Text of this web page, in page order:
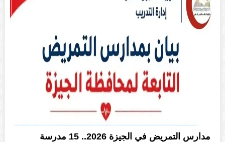
مدارس التمريض في الجيزة 2026.. 15 مدرسة